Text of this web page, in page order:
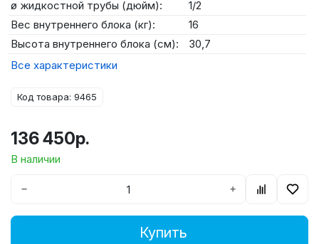
ø жидкостной трубы (дюйм):
1/2
Вес внутреннего блока (кг):
16
Высота внутреннего блока (см):
30,7
Все характеристики
Код товара: 9465
136 450р.
В наличии
− +
Купить